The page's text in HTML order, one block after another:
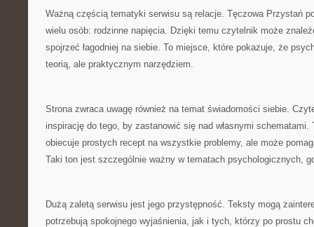
Ważną częścią tematyki serwisu są relacje. Tęczowa Przystań
wielu osób: rodzinne napięcia. Dzięki temu czytelnik może
spojrzeć łagodniej na siebie. To miejsce, które pokazuje, że
teorią, ale praktycznym narzędziem.
Strona zwraca uwagę również na temat świadomości siebie.
inspirację do tego, by zastanowić się nad własnymi schematami.
obiecuje prostych recept na wszystkie problemy, ale może
Taki ton jest szczególnie ważny w tematach psychologicznych,
Dużą zaletą serwisu jest jego przystępność. Teksty mogą
potrzebują spokojnego wyjaśnienia, jak i tych, którzy po prostu